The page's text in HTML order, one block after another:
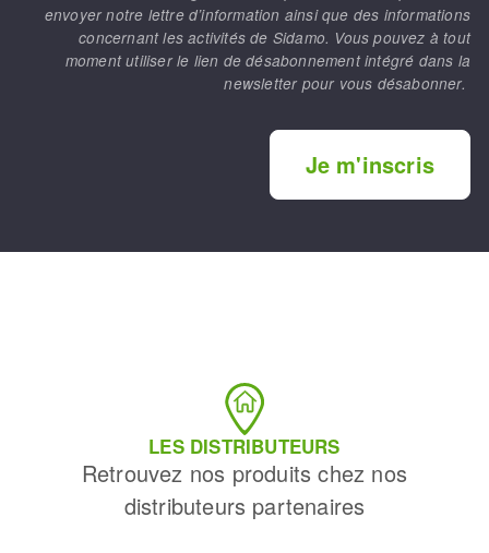
envoyer notre lettre d’information ainsi que des informations
concernant les activités de Sidamo. Vous pouvez à tout
moment utiliser le lien de désabonnement intégré dans la
newsletter pour vous désabonner.
Je m'inscris
LES DISTRIBUTEURS
Retrouvez nos produits chez nos
distributeurs partenaires